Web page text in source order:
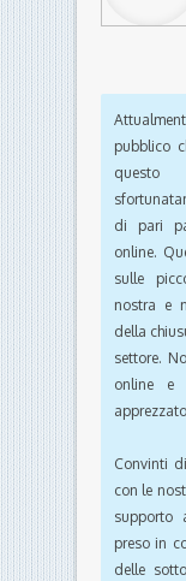
pubblico
di pari
online.
sulle
nostra e
della
settore.
online e
Convinti
con le
supporto
preso in
delle